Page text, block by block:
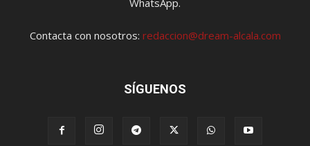
Contacta con nosotros: redaccion@dream-alcala.com
SÍGUENOS